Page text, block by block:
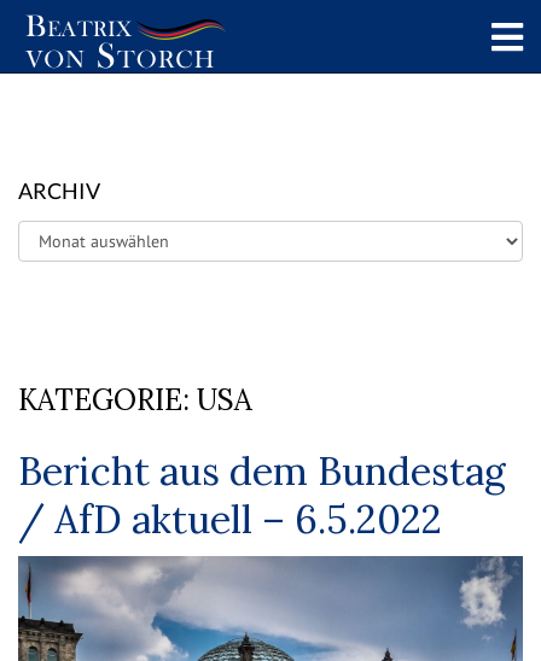
ARCHIV
Archiv
KATEGORIE: USA
Bericht aus dem Bundestag
/ AfD aktuell – 6.5.2022